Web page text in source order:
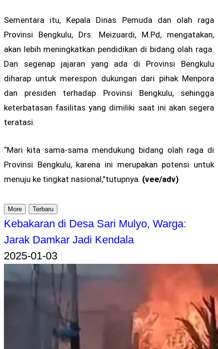
Sementara itu, Kepala Dinas Pemuda dan olah raga
Provinsi Bengkulu, Drs. Meizuardi, M.Pd, mengatakan,
akan lebih meningkatkan pendidikan di bidang olah raga.
Dan segenap jajaran yang ada di Provinsi Bengkulu
diharap untuk merespon dukungan dari pihak Menpora
dan presiden terhadap Provinsi Bengkulu, sehingga
keterbatasan fasilitas yang dimiliki saat ini akan segera
teratasi.
“Mari kita sama-sama mendukung bidang olah raga di
Provinsi Bengkulu, karena ini merupakan potensi untuk
menuju ke tingkat nasional,”tutupnya. (vee/adv)
More Terbaru
Kebakaran di Desa Sari Mulyo, Warga:
Jarak Damkar Jadi Kendala
2025-01-03